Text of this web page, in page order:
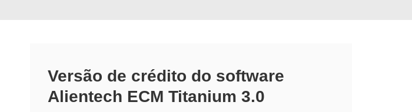
Versão de crédito do software
Alientech ECM Titanium 3.0